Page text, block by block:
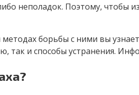
неполадок. Поэтому, чтобы
методах борьбы с ними вы
так и способы устранения.